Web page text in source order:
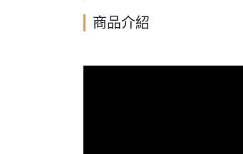
商品介紹